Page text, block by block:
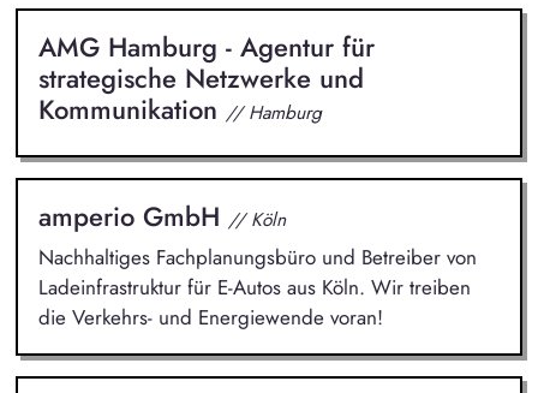
AMG Hamburg - Agentur für
strategische Netzwerke und
Kommunikation // Hamburg
amperio GmbH // Köln
Nachhaltiges Fachplanungsbüro und Betreiber von
Ladeinfrastruktur für E-Autos aus Köln. Wir treiben
die Verkehrs- und Energiewende voran!